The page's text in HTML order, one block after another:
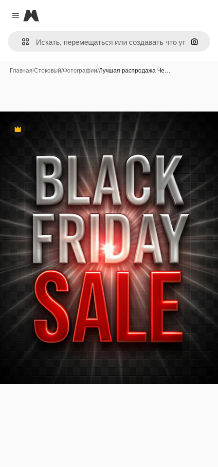
Close menu
Magnific
Поиск
Главная/Стоковый/Фотографии/Лучшая распродажа Че…
Премиум